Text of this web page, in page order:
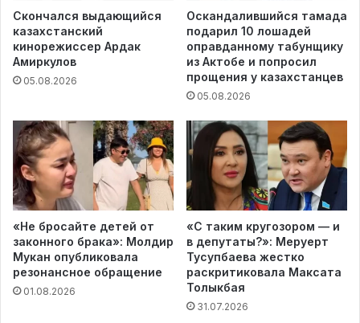
Скончался выдающийся
казахстанский
кинорежиссер Ардак
Амиркулов
05.08.2026
Оскандалившийся тамада
подарил 10 лошадей
оправданному табунщику
из Актобе и попросил
прощения у казахстанцев
05.08.2026
«Не бросайте детей от
законного брака»: Молдир
Мукан опубликовала
резонансное обращение
01.08.2026
«С таким кругозором — и
в депутаты?»: Меруерт
Тусупбаева жестко
раскритиковала Максата
Толыкбая
31.07.2026